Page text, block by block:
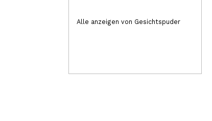
(3)
Alle anzeigen von Gesichtspuder